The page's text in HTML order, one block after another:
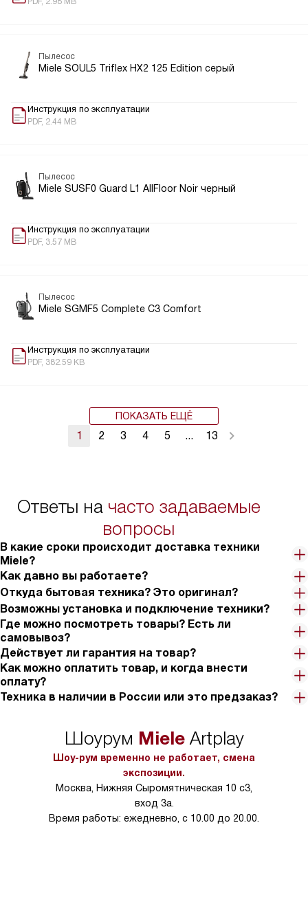
Пылесос
Miele SOUL5 Triflex HX2 125 Edition серый
Инструкция по эксплуатации
PDF, 2.44 MB
Пылесос
Miele SUSF0 Guard L1 AllFloor Noir черный
Инструкция по эксплуатации
PDF, 3.57 MB
Пылесос
Miele SGMF5 Complete C3 Comfort
Инструкция по эксплуатации
PDF, 382.59 KB
ПОКАЗАТЬ ЕЩЁ
1 2 3 4 5 ... 13
Ответы на часто задаваемые
вопросы
В какие сроки происходит доставка техники
Miele?
Как давно вы работаете?
Откуда бытовая техника? Это оригинал?
Возможны установка и подключение техники?
Где можно посмотреть товары? Есть ли
самовывоз?
Действует ли гарантия на товар?
Как можно оплатить товар, и когда внести
оплату?
Техника в наличии в России или это предзаказ?
Шоурум MieleArtplay
Шоу-рум временно не работает, смена
экспозиции.
Москва, Нижняя Сыромятническая 10 с3,
вход 3а.
Время работы: ежедневно, с 10.00 до 20.00.